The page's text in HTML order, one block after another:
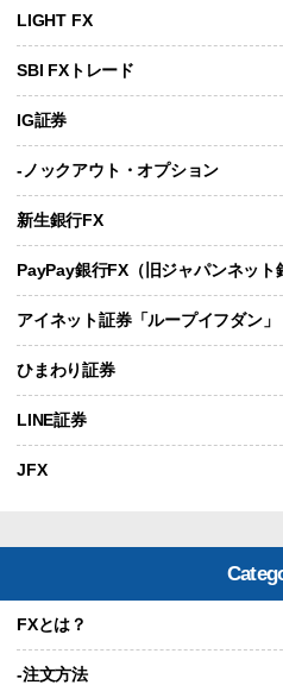
LIGHT FX
SBI FXトレード
IG証券
-ノックアウト・オプション
新生銀行FX
PayPay銀行FX（旧ジャパンネット
アイネット証券「ループイフダン」
ひまわり証券
LINE証券
JFX
FXとは？
-注文方法